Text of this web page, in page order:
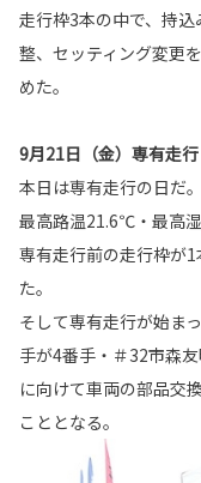
走行枠3本の中で、持
整、セッティング変更
めた。
9月21日（金）専有走行
本日は専有走行の日だ
最高路温21.6℃・最高
専有走行前の走行枠が
た。
そして専有走行が始ま
手が4番手・＃32市森
に向けて車両の部品交
こととなる。